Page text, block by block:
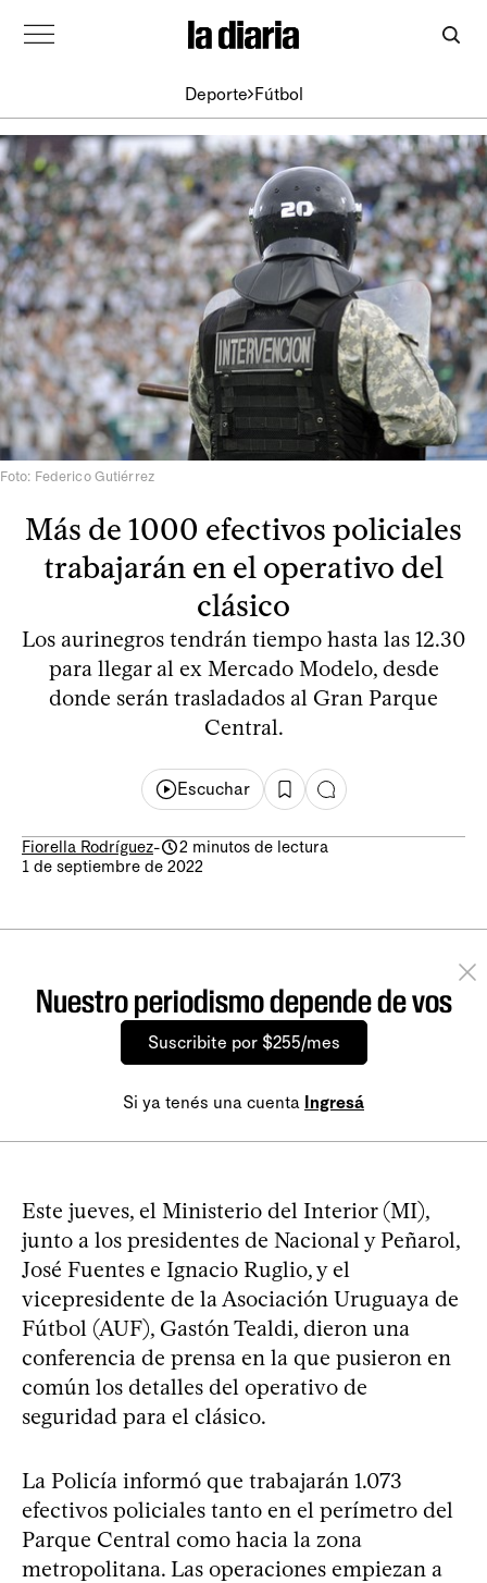
Deporte Fútbol
Foto: Federico Gutiérrez
Más de 1000 efectivos policiales
trabajarán en el operativo del
clásico
Los aurinegros tendrán tiempo hasta las 12.30
para llegar al ex Mercado Modelo, desde
donde serán trasladados al Gran Parque
Central.
Escuchar
Fiorella Rodríguez-
2 minutos de lectura
1 de septiembre de 2022
Nuestro periodismo depende de vos
Suscribite por $255/mes
Si ya tenés una cuenta Ingresá
Este jueves, el Ministerio del Interior (MI),
junto a los presidentes de Nacional y Peñarol,
José Fuentes e Ignacio Ruglio, y el
vicepresidente de la Asociación Uruguaya de
Fútbol (AUF), Gastón Tealdi, dieron una
conferencia de prensa en la que pusieron en
común los detalles del operativo de
seguridad para el clásico.
La Policía informó que trabajarán 1.073
efectivos policiales tanto en el perímetro del
Parque Central como hacia la zona
metropolitana. Las operaciones empiezan a